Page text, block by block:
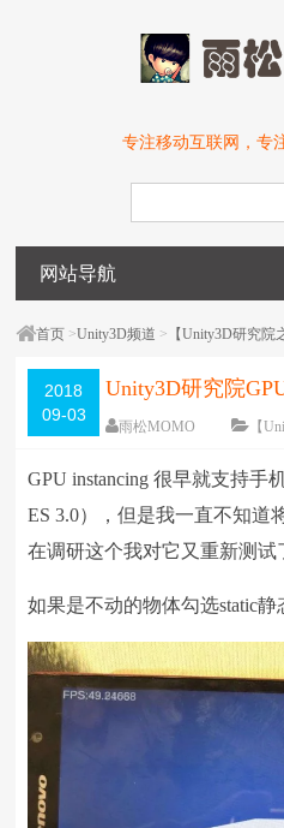
专注移动互联网，专
网站导航
首页 >Unity3D频道 > 【Unity3D研究院
2018
09-03
Unity3D研究院
雨松MOMO
【
编辑日期：2018-09-03
GPU instancing 很早就支持手
ES 3.0），但是我一直不知道
在调研这个我对它又重新测试
如果是不动的物体勾选static静